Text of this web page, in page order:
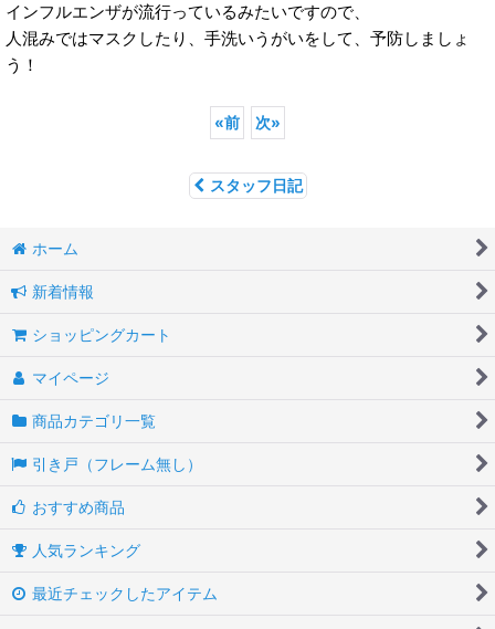
インフルエンザが流行っているみたいですので、
人混みではマスクしたり、手洗いうがいをして、予防しましょ
う！
«前 次»
スタッフ日記
ホーム
新着情報
ショッピングカート
マイページ
商品カテゴリ一覧
引き戸（フレーム無し）
おすすめ商品
人気ランキング
最近チェックしたアイテム